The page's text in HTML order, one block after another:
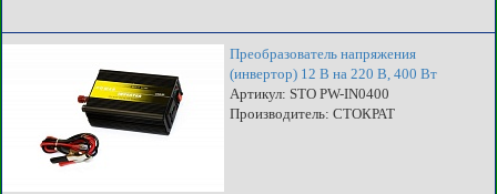
Преобразователь напряжения
(инвертор) 12 В на 220 В, 400 Вт
Артикул: STO PW-IN0400
Производитель: СТОКРАТ